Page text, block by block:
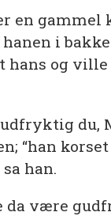
en gammel
i
hans og ville
du,
“han
han.
da være